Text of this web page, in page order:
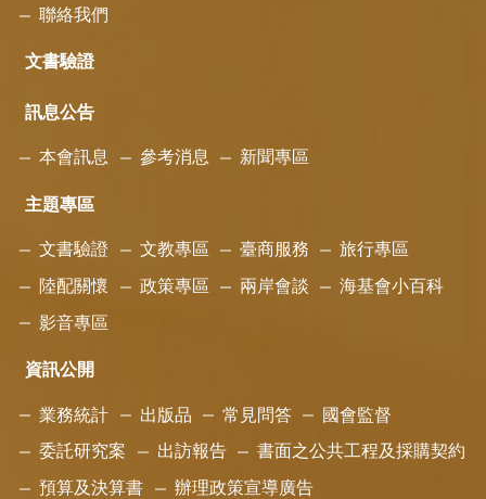
聯絡我們
文書驗證
訊息公告
本會訊息 參考消息 新聞專區
主題專區
文書驗證 文教專區 臺商服務 旅行專區
陸配關懷 政策專區 兩岸會談 海基會小百科
影音專區
資訊公開
業務統計 出版品 常見問答 國會監督
委託研究案 出訪報告 書面之公共工程及採購契約
預算及決算書 辦理政策宣導廣告